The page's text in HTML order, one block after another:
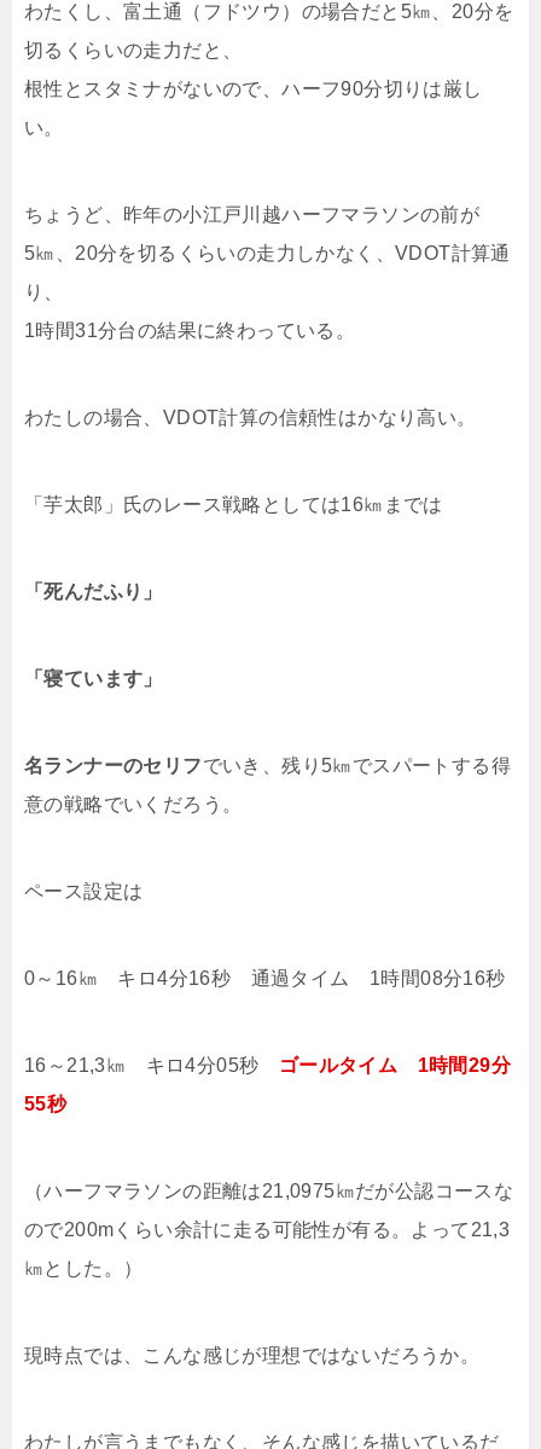
わたくし、富土通（フドツウ）の場合だと5㎞、20分を
切るくらいの走力だと、
根性とスタミナがないので、ハーフ90分切りは厳し
い。
ちょうど、昨年の小江戸川越ハーフマラソンの前が
5㎞、20分を切るくらいの走力しかなく、VDOT計算通
り、
1時間31分台の結果に終わっている。
わたしの場合、VDOT計算の信頼性はかなり高い。
「芋太郎」氏のレース戦略としては16㎞までは
「死んだふり」
「寝ています」
名ランナーのセリフでいき、残り5㎞でスパートする得
意の戦略でいくだろう。
ペース設定は
0～16㎞ キロ4分16秒 通過タイム 1時間08分16秒
16～21,3㎞ キロ4分05秒
ゴールタイム 1時間29分
55秒
（ハーフマラソンの距離は21,0975㎞だが公認コースな
ので200mくらい余計に走る可能性が有る。よって21,3
㎞とした。）
現時点では、こんな感じが理想ではないだろうか。
わたしが言うまでもなく、そんな感じを描いているだ